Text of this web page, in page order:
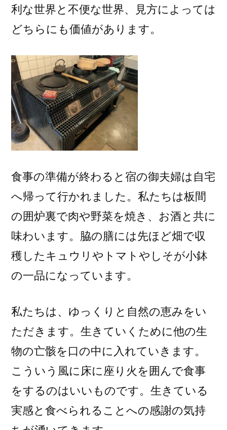
利な世界と不便な世界、見方によっては
どちらにも価値があります。
食事の準備が終わると宿の御夫婦は自宅
へ帰って行かれました。私たちは板間
の囲炉裏で肉や野菜を焼き、お酒と共に
味わいます。脇の膳には先ほど畑で収
穫したキュウリやトマトやしそが小鉢
の一品になっています。
私たちは、ゆっくりと自然の恵みをい
ただきます。生きていくために他の生
物の亡骸を口の中に入れていきます。
こういう風に床に座り火を囲んで食事
をするのはいいものです。生きている
実感と食べられることへの感謝の気持